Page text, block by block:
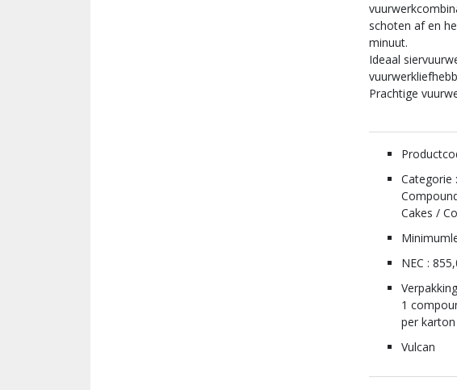
schoten af en
minuut.
Ideaal
Prachtige
Categorie
Cakes /
NEC :
1
per karton
Vulcan
Vuurwerkshop